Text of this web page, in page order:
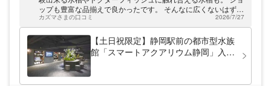
ップも豊富な品揃えで良かったです。 そんなに広くないはずで
すが気づけば1時間滞在してました。
カズマさまの口コミ 2026/7/27
【土日祝限定】静岡駅前の都市型水族
館「スマートアクアリウム静岡」入場